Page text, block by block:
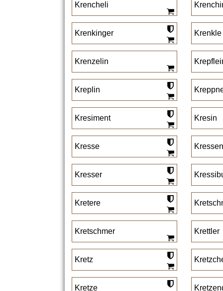
Krencheli
Krenkinger Krenkle
Krenzelin
Kreplin
Kresiment Kresin
Kresse
Kresser
Kretere
Kretschmer Krettler
Kretz
Kretze